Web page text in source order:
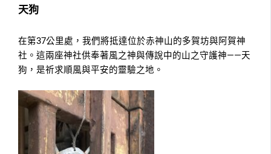
天狗
在第37公里處，我們將抵達位於赤神山的多賀坊與阿賀神
社。這兩座神社供奉著風之神與傳說中的山之守護神——天
狗，是祈求順風與平安的靈驗之地。